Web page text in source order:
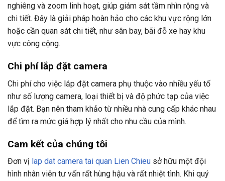
nghiêng và zoom linh hoạt, giúp giám sát tầm nhìn rộng và
chi tiết. Đây là giải pháp hoàn hảo cho các khu vực rộng lớn
hoặc cần quan sát chi tiết, như sân bay, bãi đỗ xe hay khu
vực công cộng.
Chi phí lắp đặt camera
Chi phí cho việc lắp đặt camera phụ thuộc vào nhiều yếu tố
như số lượng camera, loại thiết bị và độ phức tạp của việc
lắp đặt. Bạn nên tham khảo từ nhiều nhà cung cấp khác nhau
để tìm ra mức giá hợp lý nhất cho nhu cầu của mình.
Cam kết của chúng tôi
Đơn vị lap dat camera tai quan Lien Chieu sở hữu một đội
hình nhân viên tư vấn rất hùng hậu và rất nhiệt tình. Khi quý